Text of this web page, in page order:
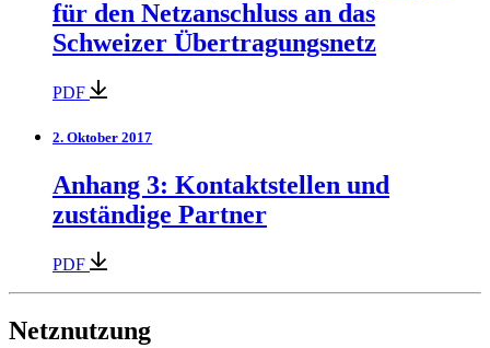
für den Netzanschluss an das
Schweizer Übertragungsnetz
PDF
2. Oktober 2017
Anhang 3: Kontaktstellen und
zuständige Partner
PDF
Netznutzung